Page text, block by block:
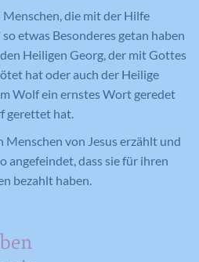
Menschen, die mit der Hilfe
etwas Besonderes getan haben
Heiligen Georg, der mit Gottes
hat oder auch der Heilige
Wolf ein ernstes Wort geredet
gerettet hat.
Menschen von Jesus erzählt und
angefeindet, dass sie für ihren
bezahlt haben.